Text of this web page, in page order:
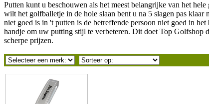
Putten kunt u beschouwen als het meest belangrijke van het
wilt het golfballetje in de hole slaan bent u na 5 slagen pas
niet goed is in 't putten is de betreffende persoon niet goed in
handje om uw putting stijl te verbeteren. Dit doet Top Golfshop
scherpe prijzen.